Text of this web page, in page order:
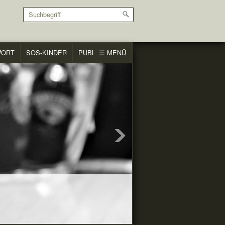
SOS-KINDER PUBLICARE
OUTSIDE VON AUSSEN
ORDER
☰ MENÜ
the Sack!
aus dem Sack!